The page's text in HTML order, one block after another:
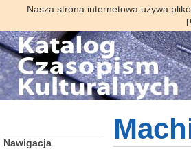
Nasza strona internetowa używa
Nawigacja